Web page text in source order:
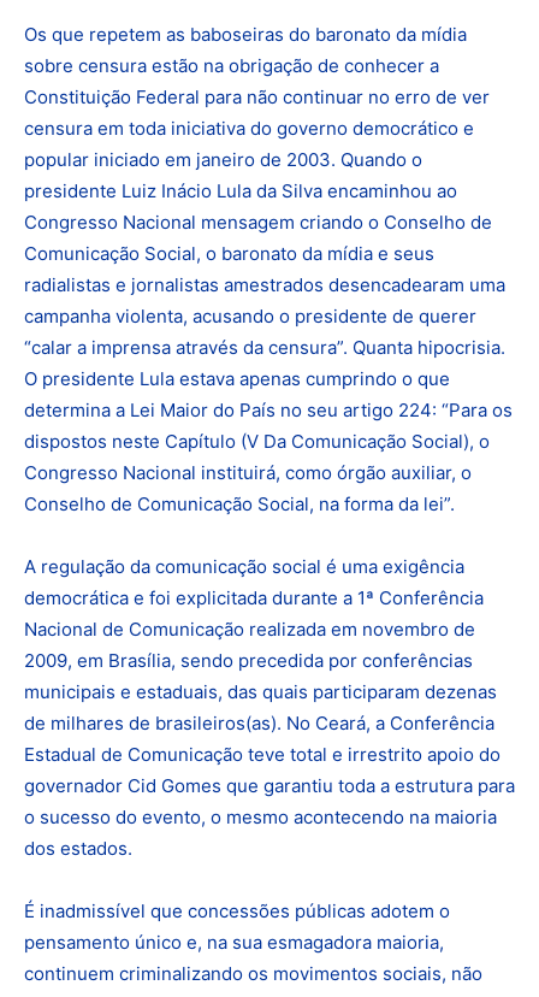
Os que repetem as baboseiras do baronato da mídia
sobre censura estão na obrigação de conhecer a
Constituição Federal para não continuar no erro de ver
censura em toda iniciativa do governo democrático e
popular iniciado em janeiro de 2003. Quando o
presidente Luiz Inácio Lula da Silva encaminhou ao
Congresso Nacional mensagem criando o Conselho de
Comunicação Social, o baronato da mídia e seus
radialistas e jornalistas amestrados desencadearam uma
campanha violenta, acusando o presidente de querer
“calar a imprensa através da censura”. Quanta hipocrisia.
O presidente Lula estava apenas cumprindo o que
determina a Lei Maior do País no seu artigo 224: “Para os
dispostos neste Capítulo (V Da Comunicação Social), o
Congresso Nacional instituirá, como órgão auxiliar, o
Conselho de Comunicação Social, na forma da lei”.
A regulação da comunicação social é uma exigência
democrática e foi explicitada durante a 1ª Conferência
Nacional de Comunicação realizada em novembro de
2009, em Brasília, sendo precedida por conferências
municipais e estaduais, das quais participaram dezenas
de milhares de brasileiros(as). No Ceará, a Conferência
Estadual de Comunicação teve total e irrestrito apoio do
governador Cid Gomes que garantiu toda a estrutura para
o sucesso do evento, o mesmo acontecendo na maioria
dos estados.
É inadmissível que concessões públicas adotem o
pensamento único e, na sua esmagadora maioria,
continuem criminalizando os movimentos sociais, não